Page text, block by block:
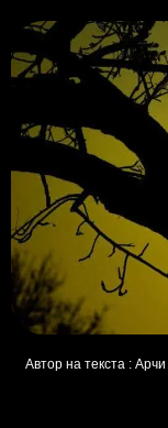
Автор на текста :